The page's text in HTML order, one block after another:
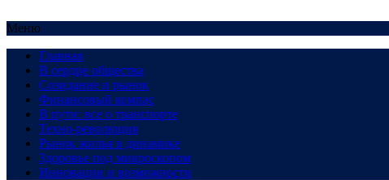
Меню
Главная
В сердце общества
Созидание и рынок
Финансовый компас
В пути: все о транспорте
Техно-революция
Рынок жилья в динамике
Здоровье под микроскопом
Инновации и возможности